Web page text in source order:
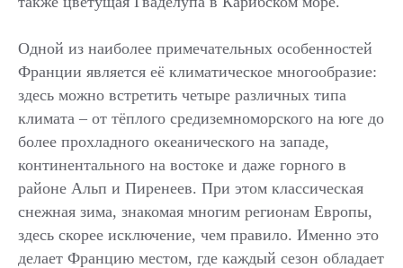
Одной из наиболее примечательных особенностей
Франции является её климатическое многообразие:
здесь можно встретить четыре различных типа
климата – от тёплого средиземноморского на юге до
более прохладного океанического на западе,
континентального на востоке и даже горного в
районе Альп и Пиренеев. При этом классическая
снежная зима, знакомая многим регионам Европы,
здесь скорее исключение, чем правило. Именно это
делает Францию местом, где каждый сезон обладает